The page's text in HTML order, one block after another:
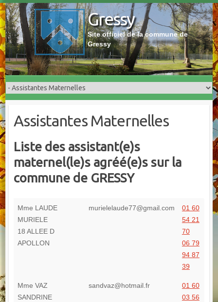
Skip
to
content
Gressy
Site officiel de la commune de
Gressy
Assistantes Maternelles
Liste des assistant(e)s
maternel(le)s agréé(e)s sur la
commune de GRESSY
Mme LAUDE
MURIELE
18 ALLEE D
APOLLON
murielelaude77@gmail.com
01 60
54 21
70
06 79
94 87
39
Mme VAZ
SANDRINE
sandvaz@hotmail.fr
01 60
03 56